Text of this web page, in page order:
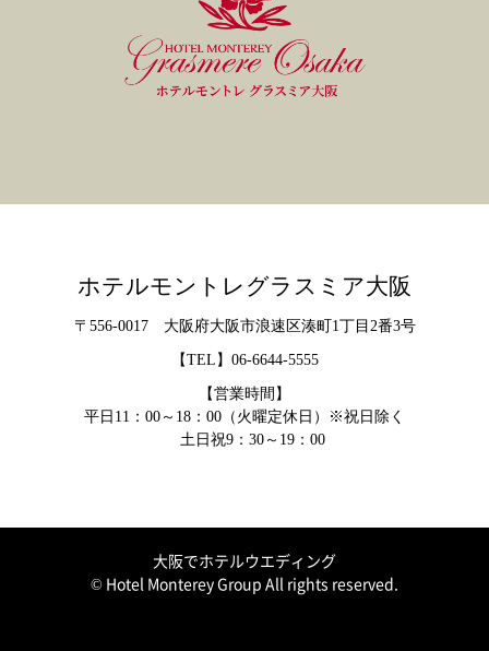
ホテルモントレグラスミア大阪
〒556-0017 大阪府大阪市浪速区湊町1丁目2番3号
【TEL】 06-6644-5555
【営業時間】
平日11：00～18：00（火曜定休日）※祝日除く
土日祝9：30～19：00
大阪でホテルウエディング
© Hotel Monterey Group All rights reserved.